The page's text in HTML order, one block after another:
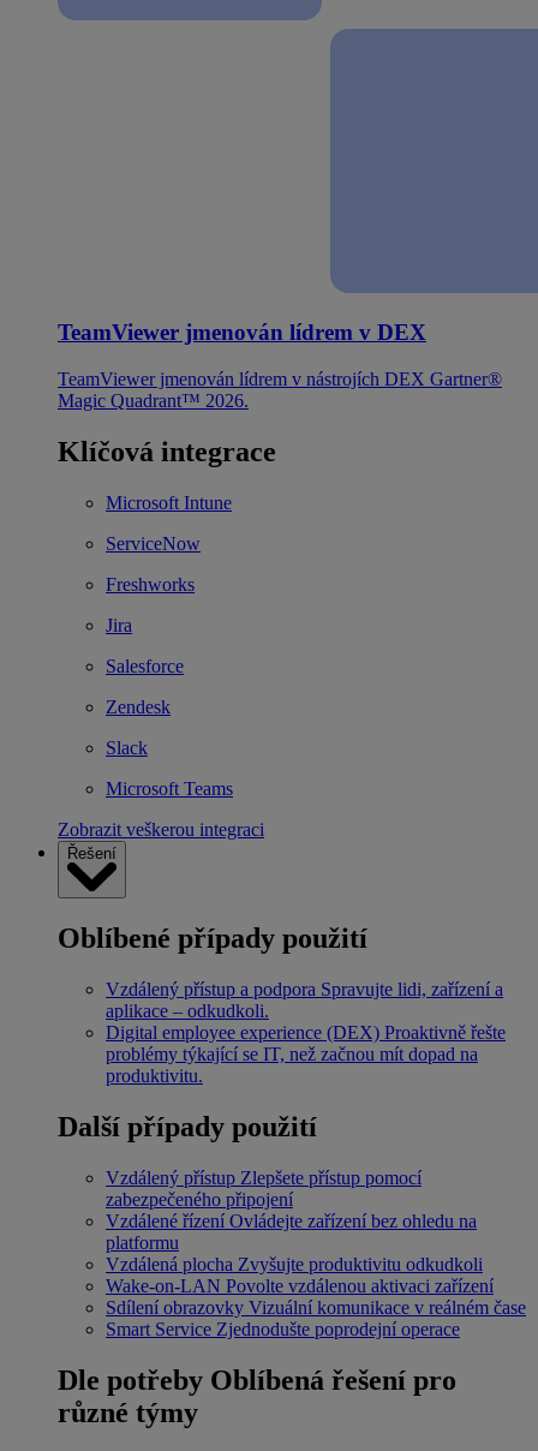
TeamViewer jmenován lídrem v DEX
TeamViewer jmenován lídrem v nástrojích DEX Gartner®
Magic Quadrant™ 2026.
Klíčová integrace
Microsoft Intune
ServiceNow
Freshworks
Jira
Salesforce
Zendesk
Slack
Microsoft Teams
Zobrazit veškerou integraci
Řešení
Oblíbené případy použití
Vzdálený přístup a podpora Spravujte lidi, zařízení a
aplikace – odkudkoli.
Digital employee experience (DEX) Proaktivně řešte
problémy týkající se IT, než začnou mít dopad na
produktivitu.
Další případy použití
Vzdálený přístup Zlepšete přístup pomocí
zabezpečeného připojení
Vzdálené řízení Ovládejte zařízení bez ohledu na
platformu
Vzdálená plocha Zvyšujte produktivitu odkudkoli
Wake-on-LAN Povolte vzdálenou aktivaci zařízení
Sdílení obrazovky Vizuální komunikace v reálném čase
Smart Service Zjednodušte poprodejní operace
Dle potřeby Oblíbená řešení pro
různé týmy